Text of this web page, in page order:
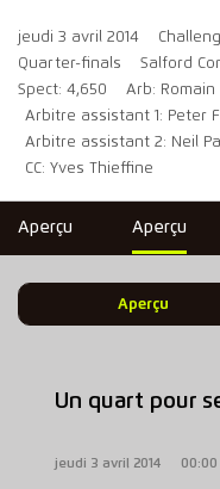
jeudi 3 avril 2014
Quarter-finals
Salford
Spect: 4,650
Arb: Romain
Arbitre assistant 1: Peter
Arbitre assistant 2: Neil
CC: Yves Thieffine
Aperçu Aperçu
Aperçu
Un quart pour
jeudi 3 avril 2014 00:00